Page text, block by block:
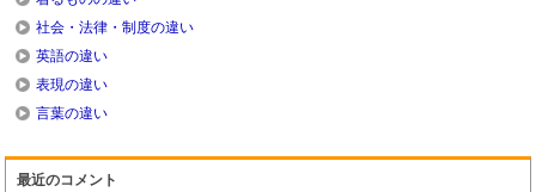
社会・法律・制度の違い
英語の違い
表現の違い
言葉の違い
最近のコメント